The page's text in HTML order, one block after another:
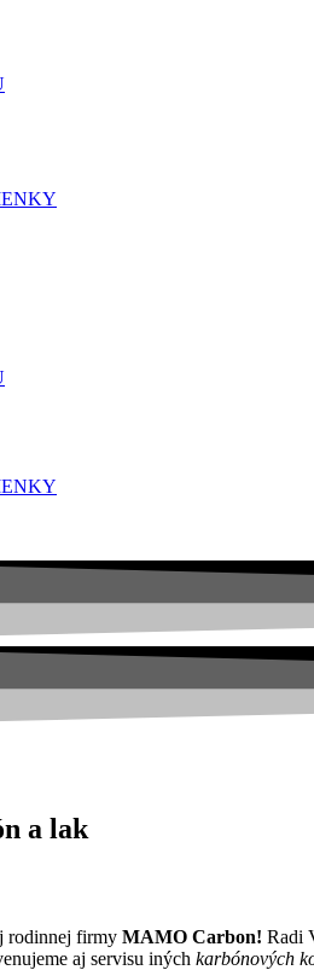
a lak
rodinnej firmy MAMO Carbon! Radi
aj servisu iných karbónových